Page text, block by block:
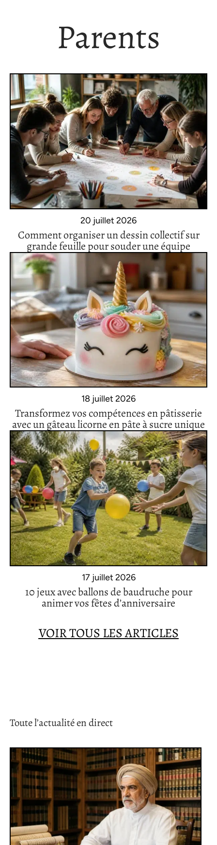
Parents
20 juillet 2026
Comment organiser un dessin collectif sur
grande feuille pour souder une équipe
18 juillet 2026
Transformez vos compétences en pâtisserie
avec un gâteau licorne en pâte à sucre unique
17 juillet 2026
10 jeux avec ballons de baudruche pour
animer vos fêtes d’anniversaire
VOIR TOUS LES ARTICLES
Toute l’actualité en direct